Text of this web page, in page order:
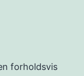
forholdsvis